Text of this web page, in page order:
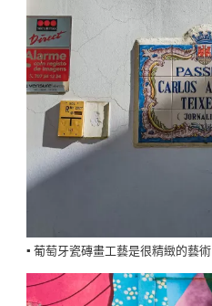
▪️ 葡萄牙瓷磚畫工藝是很精緻的藝術